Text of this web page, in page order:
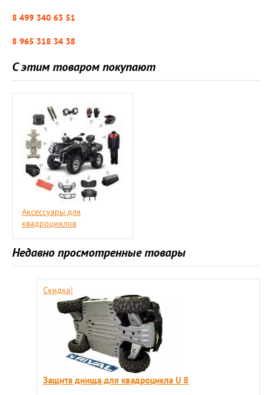
8 499 340 63 51
8 965 318 34 38
С этим товаром покупают
Аксессуары для
квадроциклов
Недавно просмотренные товары
Скидка!
Защита днища для квадроцикла U 8